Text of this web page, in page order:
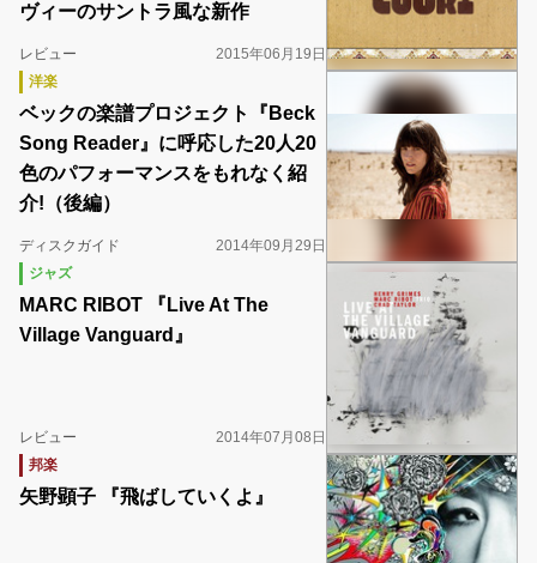
ヴィーのサントラ風な新作
レビュー
2015年06月19日
洋楽
ベックの楽譜プロジェクト『Beck
Song Reader』に呼応した20人20
色のパフォーマンスをもれなく紹
介!（後編）
ディスクガイド
2014年09月29日
ジャズ
MARC RIBOT 『Live At The
Village Vanguard』
レビュー
2014年07月08日
邦楽
矢野顕子 『飛ばしていくよ』